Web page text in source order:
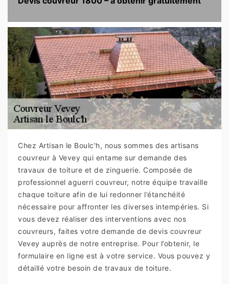
Chez Artisan le Boulc'h, nous sommes des artisans
couvreur à Vevey qui entame sur demande des
travaux de toiture et de zinguerie. Composée de
professionnel aguerri couvreur, notre équipe travaille
chaque toiture afin de lui redonner l’étanchéité
nécessaire pour affronter les diverses intempéries. Si
vous devez réaliser des interventions avec nos
couvreurs, faites votre demande de devis couvreur
Vevey auprès de notre entreprise. Pour l’obtenir, le
formulaire en ligne est à votre service. Vous pouvez y
détaillé votre besoin de travaux de toiture.